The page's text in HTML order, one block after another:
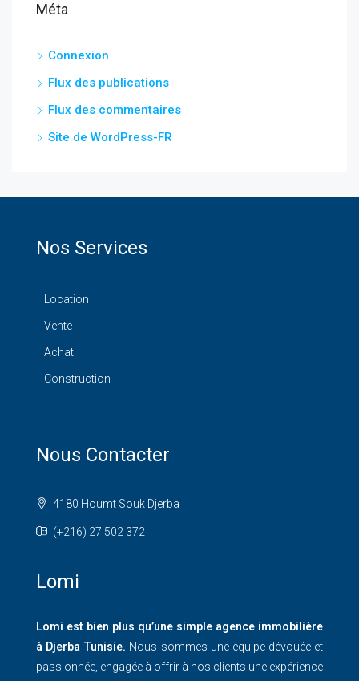
Méta
Connexion
Flux des publications
Flux des commentaires
Site de WordPress-FR
Nos Services
Location
Vente
Achat
Construction
Nous Contacter
4180 Houmt Souk Djerba
(+216) 27 502 372
Lomi
Lomi est bien plus qu’une simple agence immobilière
à Djerba Tunisie. Nous sommes une équipe dévouée et
passionnée, engagée à offrir à nos clients une expérience